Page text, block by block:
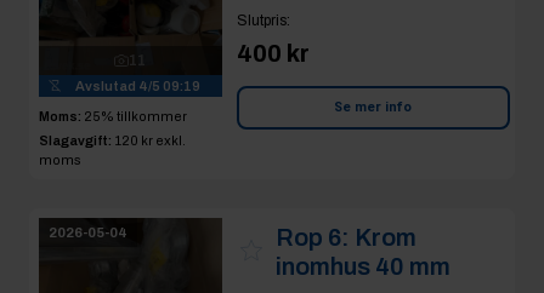
11
Avslutad 4/5 09:19
Moms: 25% tillkommer
Slagavgift: 120 kr exkl.
moms
Slutpris:
400 kr
Se mer info
2026-05-04 Rop 6: Krom
inomhus 40 mm